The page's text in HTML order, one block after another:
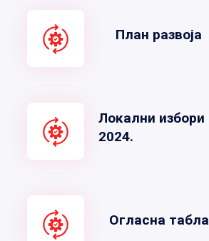
План развоја
Локални избори
2024.
Огласна табла